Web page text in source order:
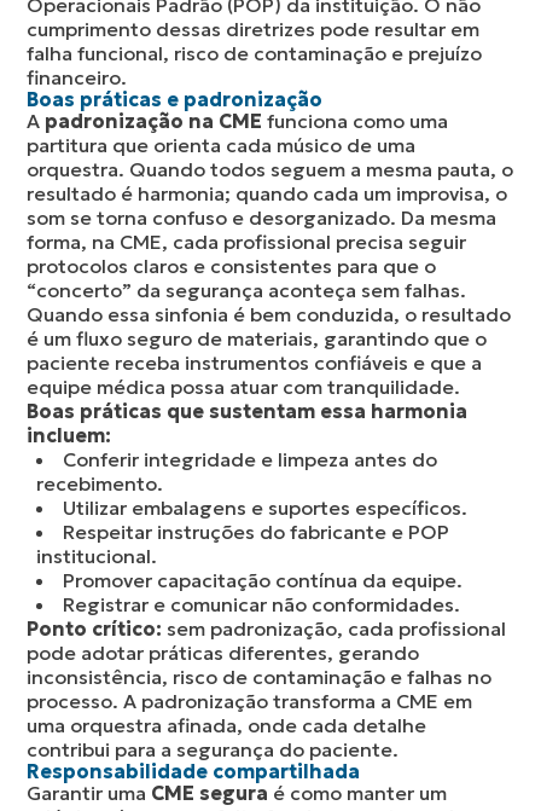
Operacionais Padrão (POP) da instituição. O não
cumprimento dessas diretrizes pode resultar em
falha funcional, risco de contaminação e prejuízo
financeiro.
Boas práticas e padronização
A padronização na CME funciona como uma
partitura que orienta cada músico de uma
orquestra. Quando todos seguem a mesma pauta, o
resultado é harmonia; quando cada um improvisa, o
som se torna confuso e desorganizado. Da mesma
forma, na CME, cada profissional precisa seguir
protocolos claros e consistentes para que o
“concerto” da segurança aconteça sem falhas.
Quando essa sinfonia é bem conduzida, o resultado
é um fluxo seguro de materiais, garantindo que o
paciente receba instrumentos confiáveis e que a
equipe médica possa atuar com tranquilidade.
Boas práticas que sustentam essa harmonia
incluem:
Conferir integridade e limpeza antes do
recebimento.
Utilizar embalagens e suportes específicos.
Respeitar instruções do fabricante e POP
institucional.
Promover capacitação contínua da equipe.
Registrar e comunicar não conformidades.
Ponto crítico: sem padronização, cada profissional
pode adotar práticas diferentes, gerando
inconsistência, risco de contaminação e falhas no
processo. A padronização transforma a CME em
uma orquestra afinada, onde cada detalhe
contribui para a segurança do paciente.
Responsabilidade compartilhada
Garantir uma CME segura é como manter um